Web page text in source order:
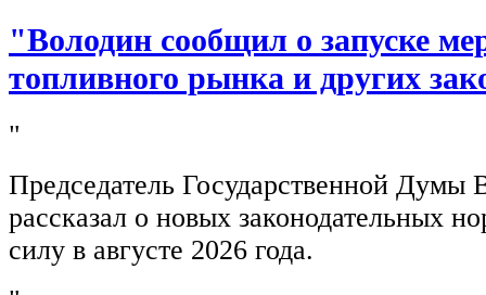
"Володин сообщил о запуске
топливного рынка и других
"
Председатель Государственной Думы
рассказал о новых законодательных
силу в августе 2026 года.